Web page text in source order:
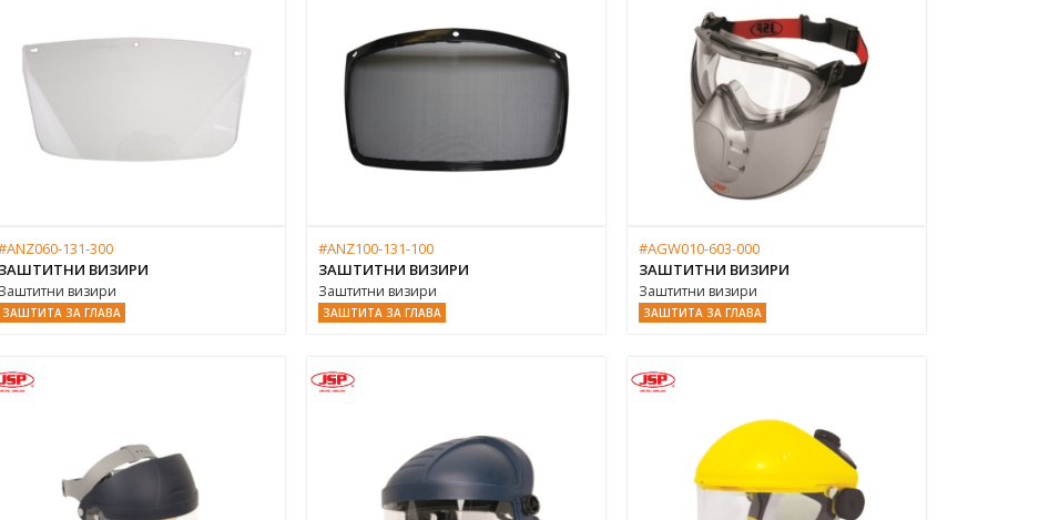
131-300
ЗАШТИТНИ ВИЗИРИ
Заштитни визири
ЗАШТИТА ЗА ГЛАВА
#ANZ100-131-100
ЗАШТИТНИ ВИЗИРИ
Заштитни визири
ЗАШТИТА ЗА ГЛАВА
#AGW010-603-000
ЗАШТИТНИ ВИЗИРИ
Заштитни визири
ЗАШТИТА ЗА ГЛАВА